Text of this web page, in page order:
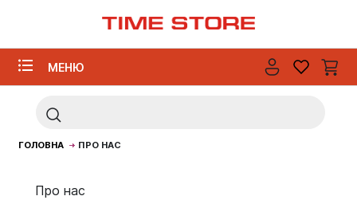
МЕНЮ
ГОЛОВНА ПРО НАС
Про нас